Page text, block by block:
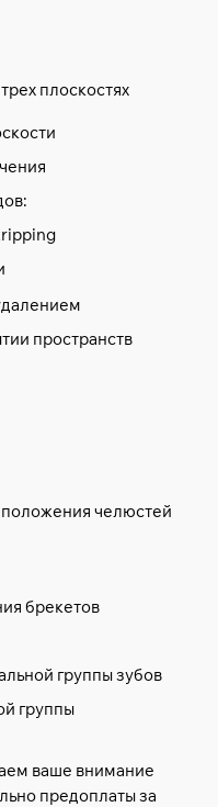
плоскостях
пространств
челюстей
брекетов
группы зубов
группы
ваше внимание
предоплаты за